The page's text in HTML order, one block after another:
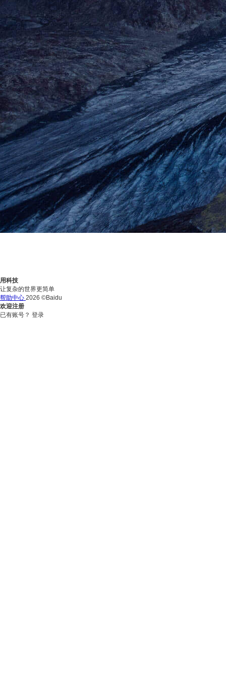
用科技
让复杂的世界更简单
帮助中心 2026 ©Baidu
欢迎注册
已有账号？ 登录